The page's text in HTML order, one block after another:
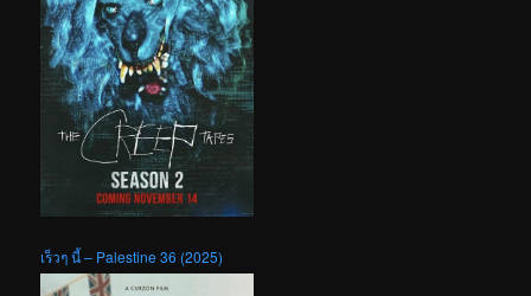
เร็วๆ นี้ – Palestine 36 (2025)